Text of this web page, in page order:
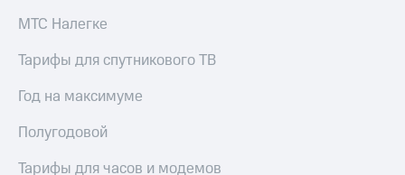
Регистратор
Контакты
развитие
деловая этика
МТС Налегке
Тарифы для спутникового ТВ
Год на максимуме
Полугодовой
Тарифы для часов и модемов